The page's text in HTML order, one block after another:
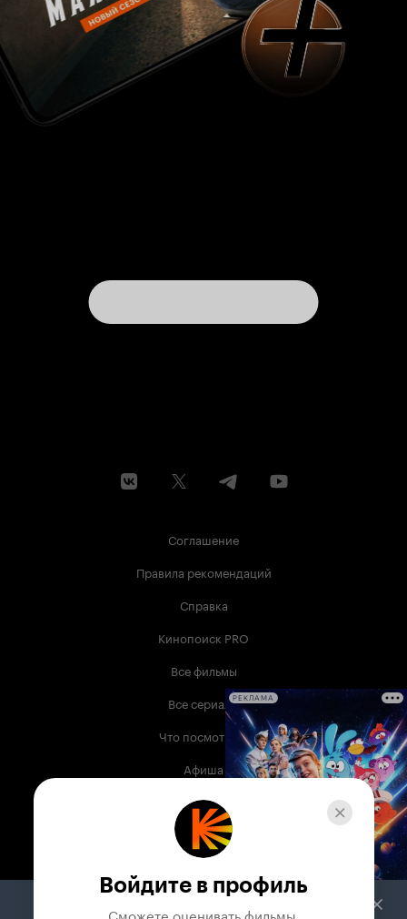
Соглашение
Правила рекомендаций
Справка
Кинопоиск PRO
Все фильмы
Все сериалы
Что посмотреть
Афиша
Музыка
Телепрограмма
Служба поддержки
РЕКЛАМА
Войдите в профиль
Сможете оценивать фильмы,